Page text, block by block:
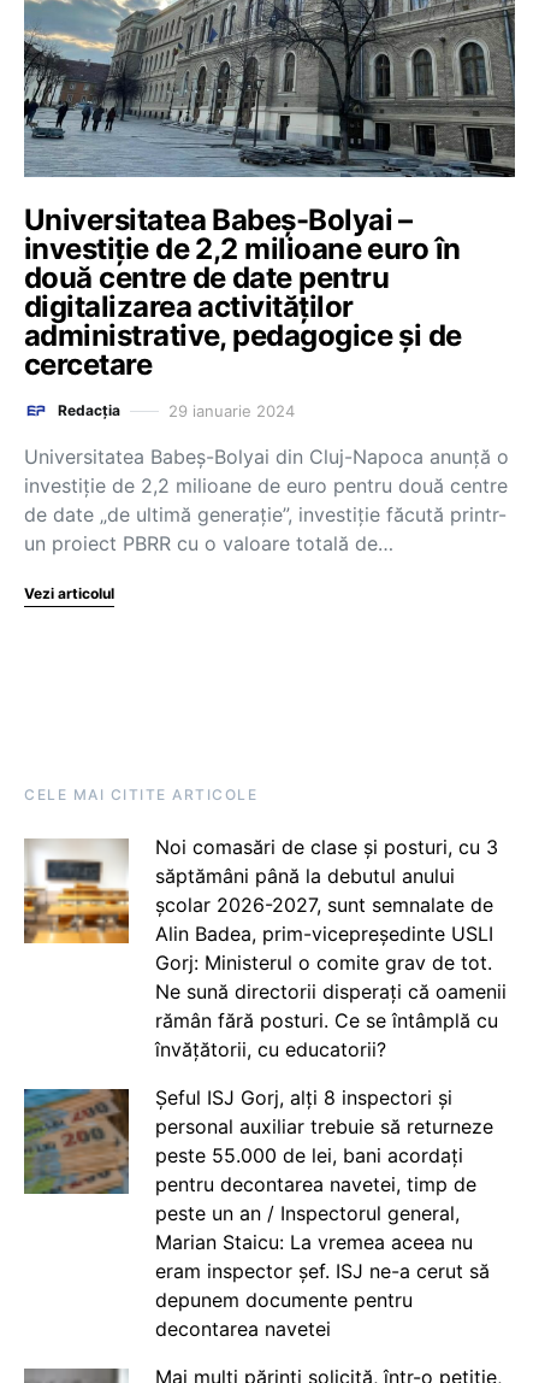
Universitatea Babeș-Bolyai –
investiție de 2,2 milioane euro în
două centre de date pentru
digitalizarea activităților
administrative, pedagogice și de
cercetare
Redacția 29 ianuarie 2024
Universitatea Babeș-Bolyai din Cluj-Napoca anunță o
investiție de 2,2 milioane de euro pentru două centre
de date „de ultimă generație”, investiție făcută printr-
un proiect PBRR cu o valoare totală de…
Vezi articolul
CELE MAI CITITE ARTICOLE
Noi comasări de clase și posturi, cu 3
săptămâni până la debutul anului
școlar 2026-2027, sunt semnalate de
Alin Badea, prim-vicepreședinte USLI
Gorj: Ministerul o comite grav de tot.
Ne sună directorii disperați că oamenii
rămân fără posturi. Ce se întâmplă cu
învățătorii, cu educatorii?
Șeful ISJ Gorj, alți 8 inspectori și
personal auxiliar trebuie să returneze
peste 55.000 de lei, bani acordați
pentru decontarea navetei, timp de
peste un an / Inspectorul general,
Marian Staicu: La vremea aceea nu
eram inspector șef. ISJ ne-a cerut să
depunem documente pentru
decontarea navetei
Mai mulți părinți solicită, într-o petiție,